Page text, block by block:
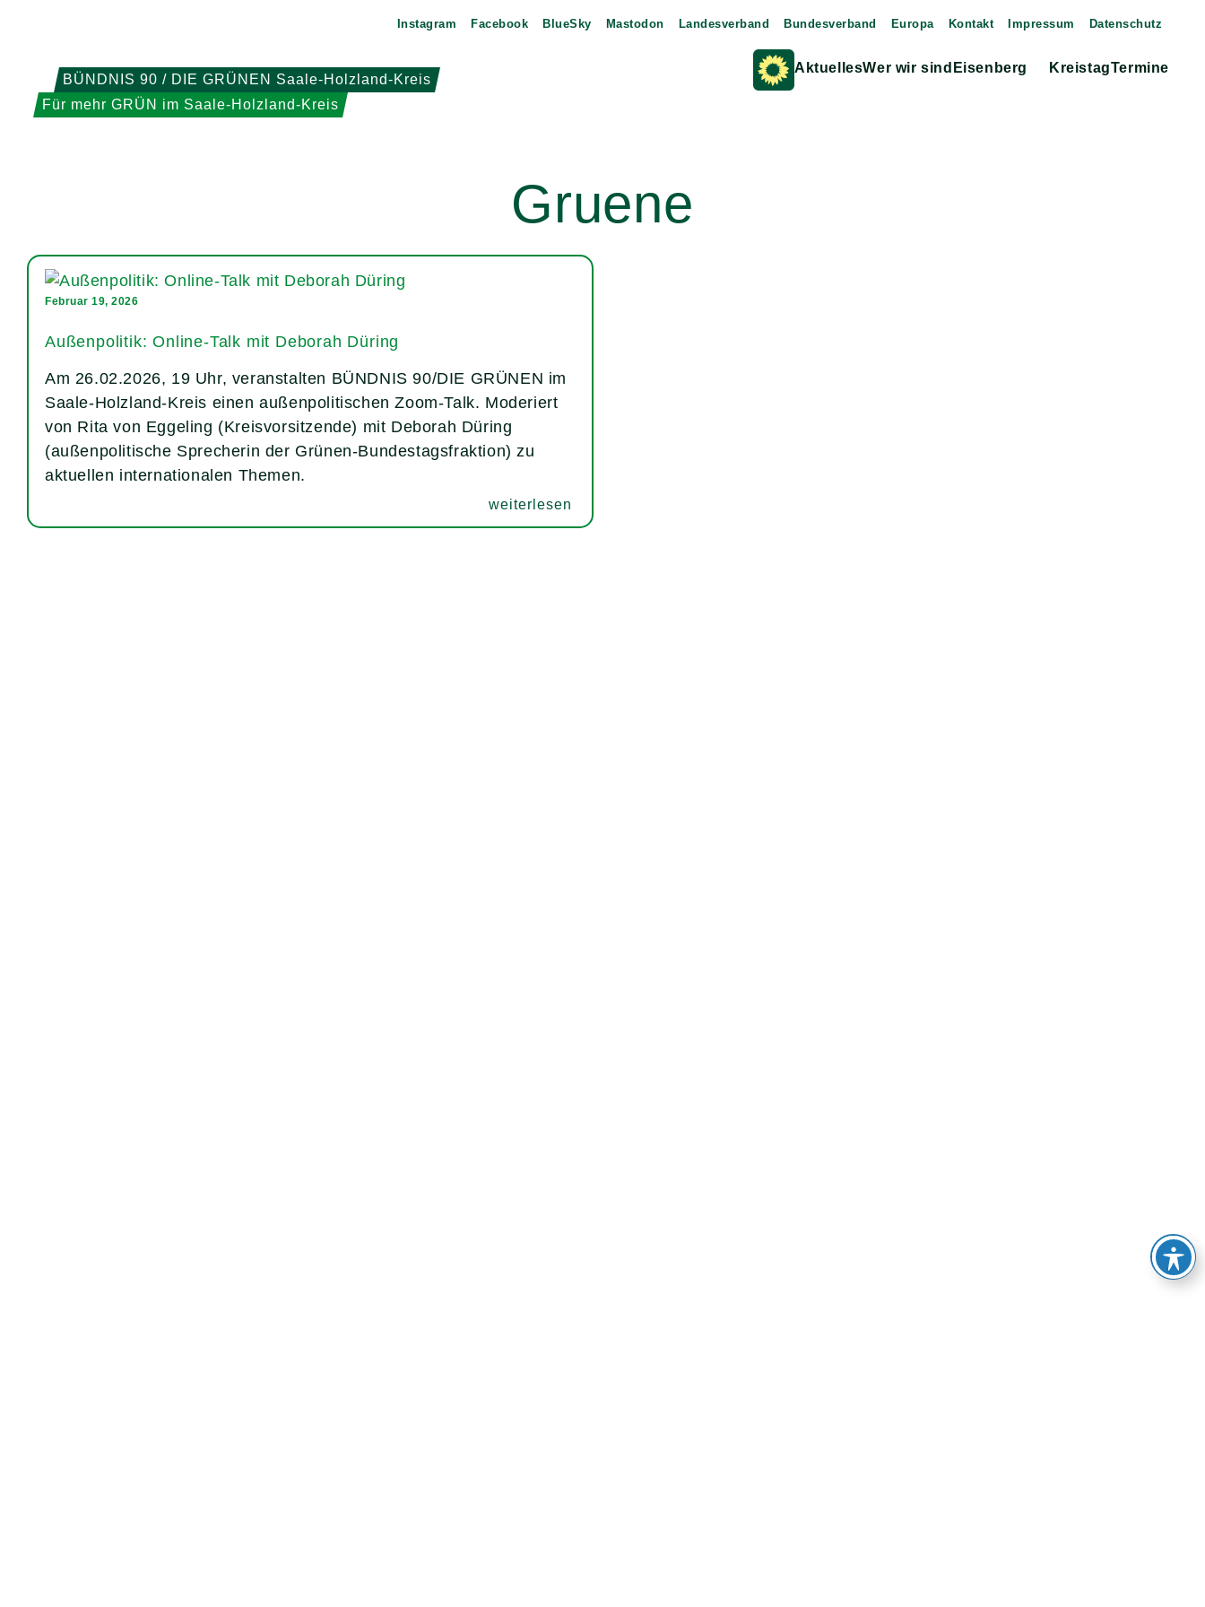
Instagram Facebook BlueSky Mastodon Landesverband Bundesverband Europa Kontakt Impressum Datenschutz
BÜNDNIS 90 / DIE GRÜNEN Saale-Holzland-Kreis
Für mehr GRÜN im Saale-Holzland-Kreis
AktuellesWer wir sind Eisenberg
Zeige
KreistagTermine
Gruene
Februar 19, 2026
Außenpolitik: Online-Talk mit Deborah Düring
Am 26.02.2026, 19 Uhr, veranstalten BÜNDNIS 90/DIE GRÜNEN im
Saale-Holzland-Kreis einen außenpolitischen Zoom-Talk. Moderiert
von Rita von Eggeling (Kreisvorsitzende) mit Deborah Düring
(außenpolitische Sprecherin der Grünen-Bundestagsfraktion) zu
aktuellen internationalen Themen.
weiterlesen